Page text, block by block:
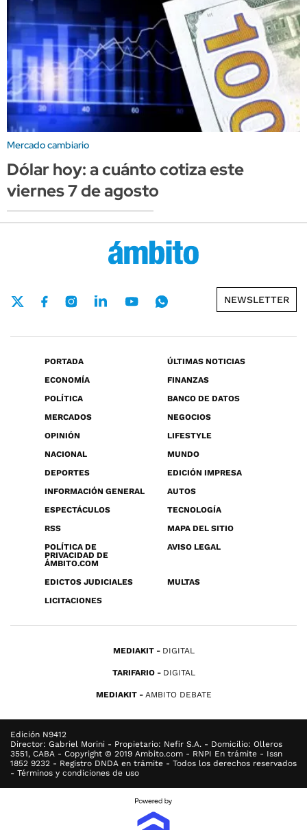
Mercado cambiario
Dólar hoy: a cuánto cotiza este
viernes 7 de agosto
NEWSLETTER
PORTADA
ÚLTIMAS NOTICIAS
ECONOMÍA
FINANZAS
POLÍTICA
BANCO DE DATOS
MERCADOS
NEGOCIOS
OPINIÓN
LIFESTYLE
NACIONAL
MUNDO
DEPORTES
EDICIÓN IMPRESA
INFORMACIÓN GENERAL
AUTOS
ESPECTÁCULOS
TECNOLOGÍA
RSS
MAPA DEL SITIO
POLÍTICA DE
PRIVACIDAD DE
ÁMBITO.COM
AVISO LEGAL
EDICTOS JUDICIALES
MULTAS
LICITACIONES
MEDIAKIT DIGITAL
TARIFARIO DIGITAL
MEDIAKIT AMBITO DEBATE
Edición N9412
Director: Gabriel Morini - Propietario: Nefir S.A. - Domicilio: Olleros
3551, CABA - Copyright © 2019 Ambito.com - RNPI En trámite - Issn
1852 9232 - Registro DNDA en trámite - Todos los derechos reservados
- Términos y condiciones de uso